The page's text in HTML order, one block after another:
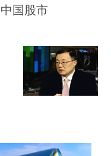
国股市